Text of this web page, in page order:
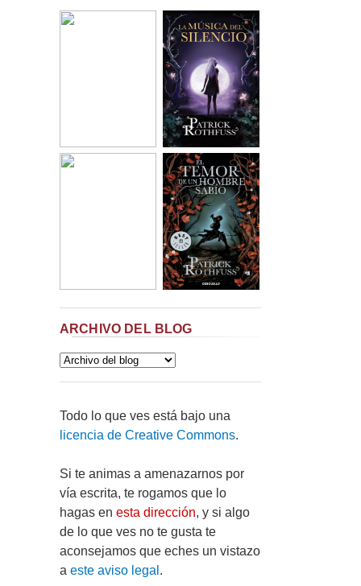
ARCHIVO DEL BLOG
Todo lo que ves está bajo una
licencia de Creative Commons.
Si te animas a amenazarnos por
vía escrita, te rogamos que lo
hagas en esta dirección, y si algo
de lo que ves no te gusta te
aconsejamos que eches un vistazo
a este aviso legal .